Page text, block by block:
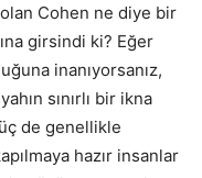
Cohen ne diye bir
girsindi ki? Eğer
inanıyorsanız,
sınırlı bir ikna
de genellikle
hazır insanlar